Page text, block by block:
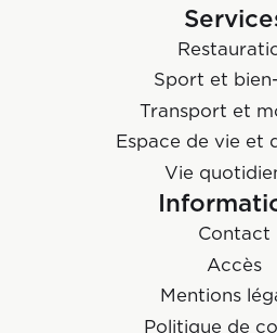
Sport et
Transport et
Espace de vie et
Vie
Contact
Accès
Mentions
Politique de